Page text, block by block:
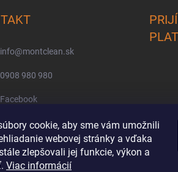
cookie, aby sme vám umožnili
webovej stránky a vďaka
zlepšovali jej funkcie, výkon a
Viac informácií
info@montclean.sk
0908 980 980
Facebook
montclean/